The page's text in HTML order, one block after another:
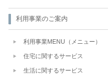
利用事業のご案内
利用事業MENU（メニュー）
住宅に関するサービス
生活に関するサービス